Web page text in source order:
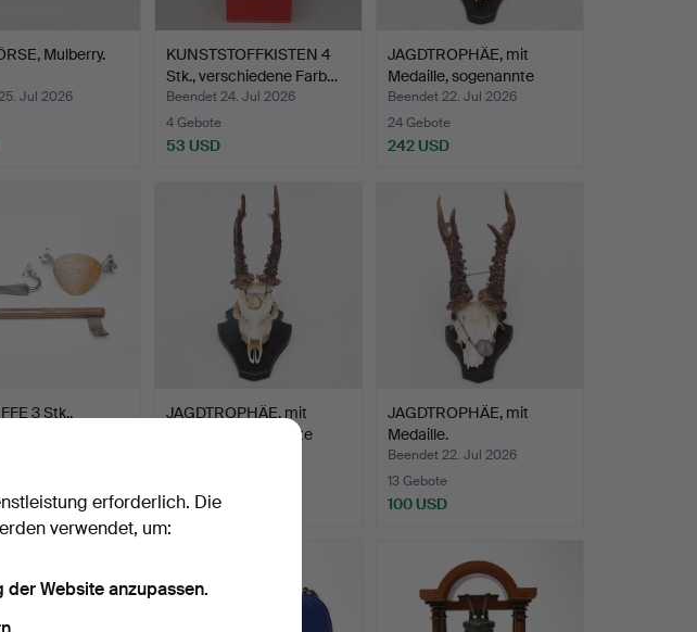
Mulberry.
Jul 2026
KUNSTSTOFFKISTEN 4
Stk., verschiedene Farb…
Beendet 24. Jul 2026
4 Gebote
53 USD
JAGDTROPHÄE, mit
Medaille, sogenannte
Gold…
Beendet 22. Jul 2026
24 Gebote
242 USD
3 Stk.,
JAGDTROPHÄE, mit
Medaille, sogenannte
90 USD
JAGDTROPHÄE, mit
Medaille.
Beendet 22. Jul 2026
13 Gebote
100 USD
erforderlich. Die
verwendet, um:
der Website anzupassen.